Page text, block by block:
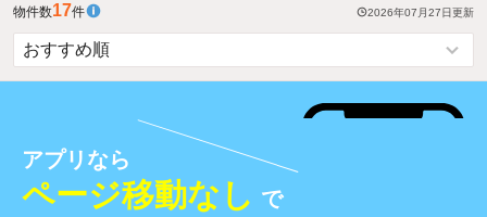
物件数17件 2026年07月27日更新
アプリなら
ページ移動なし で